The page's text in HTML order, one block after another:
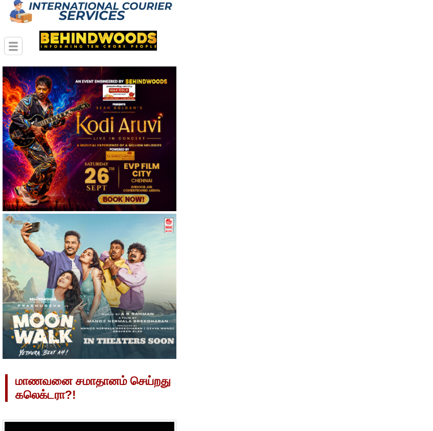
மாணவனை சமாதானம் செய்றது
கலெக்டரா?!